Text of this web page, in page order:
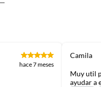
hace 7 meses
Camila
Muy util
ayudar a